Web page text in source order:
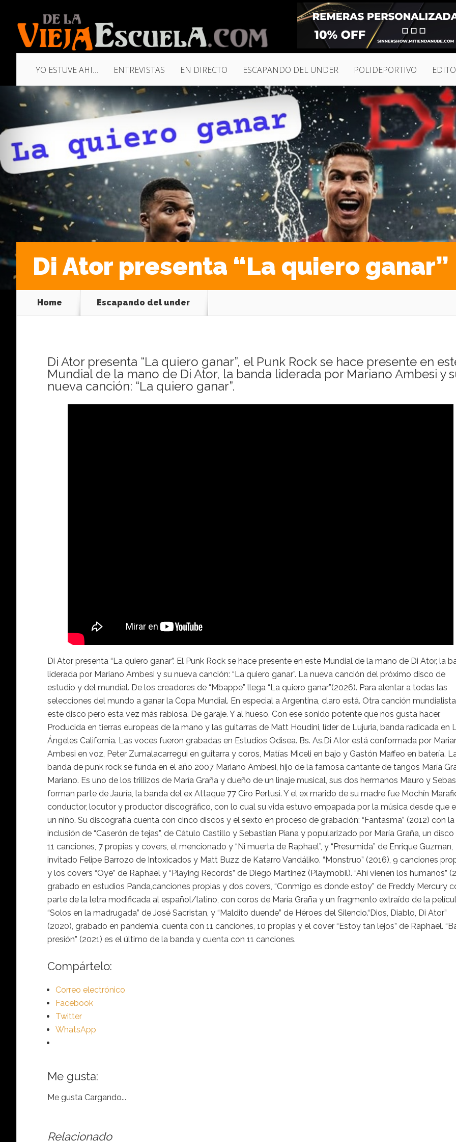
YO ESTUVE AHI… ENTREVISTAS EN DIRECTO ESCAPANDO DEL UNDER POLIDEPORTIVO
Di Ator presenta “La quiero ganar”
Home Escapando del under
Di Ator presenta “La quiero ganar”, el Punk Rock se hace presente en
Mundial de la mano de Di Ator, la banda liderada por Mariano Ambesi y
nueva canción: “La quiero ganar”.
Di Ator presenta “La quiero ganar”. El Punk Rock se hace presente en este Mundial de la mano de Di Ator, la
liderada por Mariano Ambesi y su nueva canción: “La quiero ganar”. La nueva canción del próximo disco de
estudio y del mundial. De los creadores de “Mbappe” llega “La quiero ganar”(2026). Para alentar a todas las
selecciones del mundo a ganar la Copa Mundial. En especial a Argentina, claro está. Otra canción
este disco pero esta vez más rabiosa. De garaje. Y al hueso. Con ese sonido potente que nos gusta hacer.
Producida en tierras europeas de la mano y las guitarras de Matt Houdini, líder de Lujuria, banda radicada en
Ángeles California. Las voces fueron grabadas en Estudios Odisea. Bs. As.Di Ator está conformada por
Ambesi en voz, Peter Zumalacarregui en guitarra y coros, Matías Miceli en bajo y Gastón Maffeo en batería.
banda de punk rock se funda en el año 2007 Mariano Ambesi, hijo de la famosa cantante de tangos María
Mariano. Es uno de los trillizos de María Graña y dueño de un linaje musical, sus dos hermanos Mauro y
forman parte de Jauría, la banda del ex Attaque 77 Ciro Pertusi. Y el ex marido de su madre fue Mochín
conductor, locutor y productor discográfico, con lo cual su vida estuvo empapada por la música desde que
un niño. Su discografía cuenta con cinco discos y el sexto en proceso de grabación: “Fantasma” (2012) con la
inclusión de “Caserón de tejas”, de Cátulo Castillo y Sebastian Piana y popularizado por María Graña, un disco
11 canciones, 7 propias y covers, el mencionado y “Ni muerta de Raphael”, y “Presumida” de Enrique Guzman,
invitado Felipe Barrozo de Intoxicados y Matt Buzz de Katarro Vandáliko. “Monstruo” (2016), 9 canciones
y los covers “Oye” de Raphael y “Playing Records” de Diego Martinez (Playmobil). “Ahí vienen los humanos”
grabado en estudios Panda,canciones propias y dos covers, “Conmigo es donde estoy” de Freddy Mercury
parte de la letra modificada al español/latino, con coros de María Graña y un fragmento extraído de la
“Solos en la madrugada” de José Sacristan, y “Maldito duende” de Héroes del Silencio.“Dios, Diablo, Di Ator”
(2020), grabado en pandemia, cuenta con 11 canciones, 10 propias y el cover “Estoy tan lejos” de Raphael.
presión” (2021) es el último de la banda y cuenta con 11 canciones.
Compártelo:
Correo electrónico
Facebook
Twitter
WhatsApp
Me gusta:
Me gusta Cargando...
Relacionado